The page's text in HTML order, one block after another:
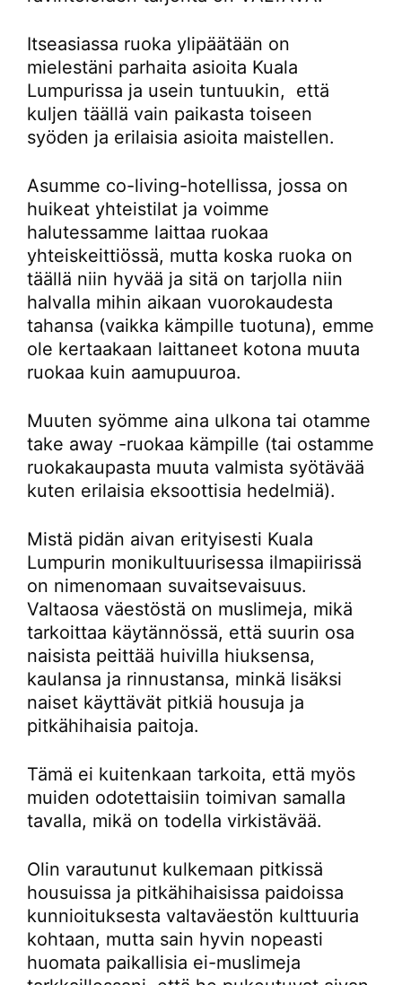
Itseasiassa ruoka ylipäätään on
mielestäni parhaita asioita Kuala
Lumpurissa ja usein tuntuukin, että
kuljen täällä vain paikasta toiseen
syöden ja erilaisia asioita maistellen.
Asumme co-living-hotellissa, jossa on
huikeat yhteistilat ja voimme
halutessamme laittaa ruokaa
yhteiskeittiössä, mutta koska ruoka on
täällä niin hyvää ja sitä on tarjolla niin
halvalla mihin aikaan vuorokaudesta
tahansa (vaikka kämpille tuotuna), emme
ole kertaakaan laittaneet kotona muuta
ruokaa kuin aamupuuroa.
Muuten syömme aina ulkona tai otamme
take away -ruokaa kämpille (tai ostamme
ruokakaupasta muuta valmista syötävää
kuten erilaisia eksoottisia hedelmiä).
Mistä pidän aivan erityisesti Kuala
Lumpurin monikultuurisessa ilmapiirissä
on nimenomaan suvaitsevaisuus.
Valtaosa väestöstä on muslimeja, mikä
tarkoittaa käytännössä, että suurin osa
naisista peittää huivilla hiuksensa,
kaulansa ja rinnustansa, minkä lisäksi
naiset käyttävät pitkiä housuja ja
pitkähihaisia paitoja.
Tämä ei kuitenkaan tarkoita, että myös
muiden odotettaisiin toimivan samalla
tavalla, mikä on todella virkistävää.
Olin varautunut kulkemaan pitkissä
housuissa ja pitkähihaisissa paidoissa
kunnioituksesta valtaväestön kulttuuria
kohtaan, mutta sain hyvin nopeasti
huomata paikallisia ei-muslimeja